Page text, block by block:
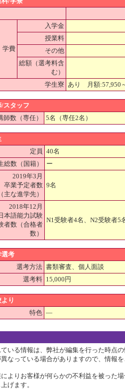
学費
入学金
授業料
その他
総額（選考料含
む）
学生寮 あり 月額:57,950
スタッフ
師数（専任）
5名（専任2名）
定員 40名
総数（国籍）
ー
2019年3月
卒業予定者数
（主な進学先）
9名
2018年12月
本語能力試験
者数（合格者
数）
N1受験者4名、N2受験者5
選考
選考方法 書類審査、個人面談
選考料 15,000円
り
特色 ―
いる情報は、弊社が編集を行った時点の
なっている場合がありますので、情報を
よりお客様が何らかの不利益を被った
げます。